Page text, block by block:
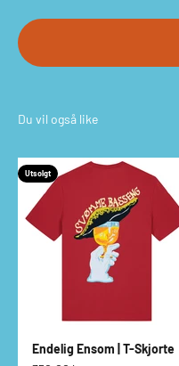
Utsolgt
Endelig Ensom | T-Skjorte